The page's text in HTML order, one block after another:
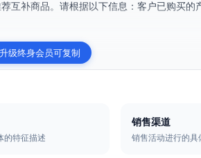
互补商品。请根据以下信息：客户已购买
级终身会员可复制
的特征描述
销售渠道
销售活动进行的具